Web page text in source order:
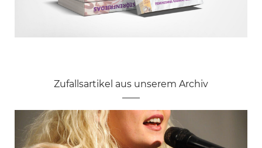
Zufallsartikel aus unserem Archiv
Unser Gentleman der Woche: Die
Firma „Rockstar Games“ für die